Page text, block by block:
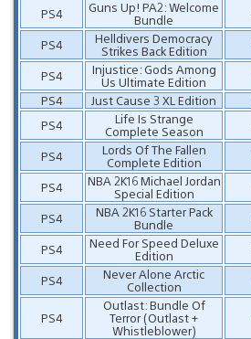
PS4
Guns Up! PA2: Welcome
Bundle
PS4
Helldivers Democracy
Strikes Back Edition
PS4
Injustice: Gods Among
Us Ultimate Edition
PS4
Just Cause 3 XL Edition
PS4
Life Is Strange
Complete Season
PS4
Lords Of The Fallen
Complete Edition
PS4
NBA 2K16 Michael Jordan
Special Edition
PS4
NBA 2K16 Starter Pack
Bundle
PS4
Need For Speed Deluxe
Edition
PS4
Never Alone Arctic
Collection
PS4
Outlast: Bundle Of
Terror (Outlast +
Whistleblower)